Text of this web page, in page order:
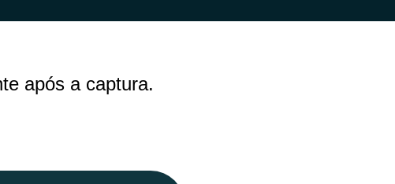
após a captura.